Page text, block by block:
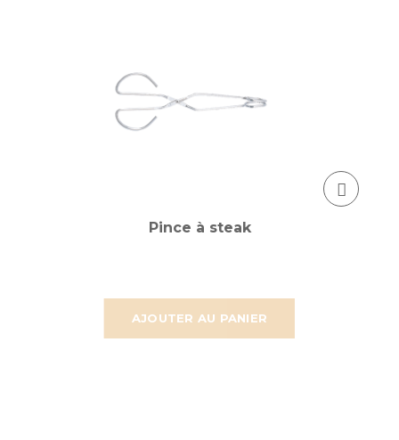
AJOUTER AU PANIER
Pince à steak